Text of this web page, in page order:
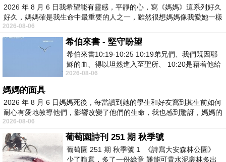
2026 年 8 月 6 日我希望能有靈感，平靜的心，寫《媽媽》這系列好久
好久，媽媽確是我生命中最重要的人之一，雖然很想媽媽像我愛她一樣
2026-08-06
希伯來書 - 堅守盼望
希伯來書10:19-10:25 10:19弟兄們、我們既因耶
穌的血、得以坦然進入至聖所、 10:20是藉着他給
我們開了一條又新又活的路從幔子經過
2026-08-06
媽媽的面具
2026 年 8 月 6 日媽媽死後，每當讀到她的學生和好友寫到其生前如何
耐心有愛地教導他們，影響改變了他們的生命，我也感到驚訝，媽媽的
2026-08-06
葡萄園詩刊 251 期 秋季號
葡萄園 251 期 秋季號 1 《詩寫大安森林公園》
少了喧囂，多了一份綠意 難能可貴水泥叢林多出